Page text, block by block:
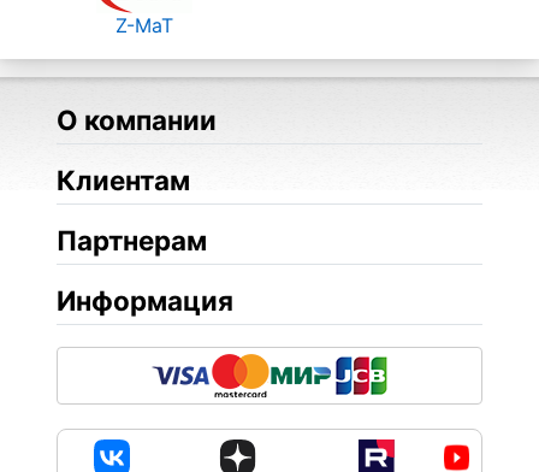
Z-MaT
О компании
Клиентам
Партнерам
Информация